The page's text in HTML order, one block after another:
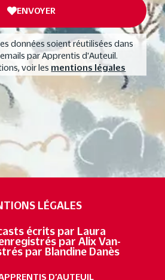
données soient réutilisées dans
par Apprentis d'Auteuil.
voir les mentions légales
ENVOYER
LÉGALES
écrits par Laura
par Alix Van-
par Blandine Danès
D’AUTEUIL